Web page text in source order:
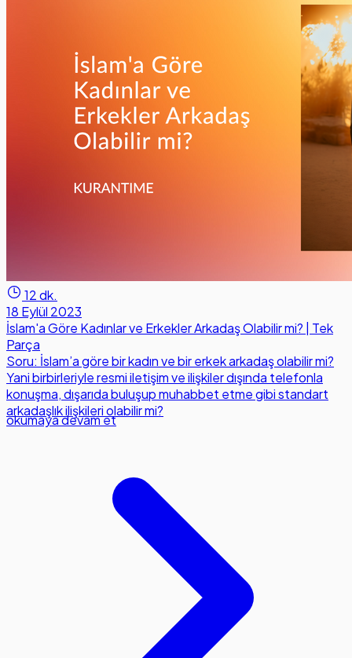
12 dk.
18 Eylül 2023
İslam'a Göre Kadınlar ve Erkekler Arkadaş Olabilir mi? | Tek
Parça
Soru: İslam’a göre bir kadın ve bir erkek arkadaş olabilir mi?
Yani birbirleriyle resmi iletişim ve ilişkiler dışında telefonla
konuşma, dışarıda buluşup muhabbet etme gibi standart
arkadaşlık ilişkileri olabilir mi?
okumaya devam et